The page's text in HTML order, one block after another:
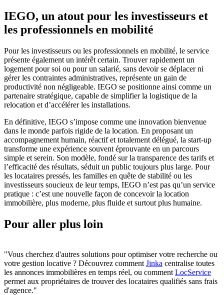
IEGO, un atout pour les investisseurs et
les professionnels en mobilité
Pour les investisseurs ou les professionnels en mobilité, le service
présente également un intérêt certain. Trouver rapidement un
logement pour soi ou pour un salarié, sans devoir se déplacer ni
gérer les contraintes administratives, représente un gain de
productivité non négligeable. IEGO se positionne ainsi comme un
partenaire stratégique, capable de simplifier la logistique de la
relocation et d’accélérer les installations.
En définitive, IEGO s’impose comme une innovation bienvenue
dans le monde parfois rigide de la location. En proposant un
accompagnement humain, réactif et totalement délégué, la start-up
transforme une expérience souvent éprouvante en un parcours
simple et serein. Son modèle, fondé sur la transparence des tarifs et
l’efficacité des résultats, séduit un public toujours plus large. Pour
les locataires pressés, les familles en quête de stabilité ou les
investisseurs soucieux de leur temps, IEGO n’est pas qu’un service
pratique : c’est une nouvelle façon de concevoir la location
immobilière, plus moderne, plus fluide et surtout plus humaine.
Pour aller plus loin
"Vous cherchez d'autres solutions pour optimiser votre recherche ou
votre gestion locative ? Découvrez comment Jinka centralise toutes
les annonces immobilières en temps réel, ou comment LocService
permet aux propriétaires de trouver des locataires qualifiés sans frais
d'agence."